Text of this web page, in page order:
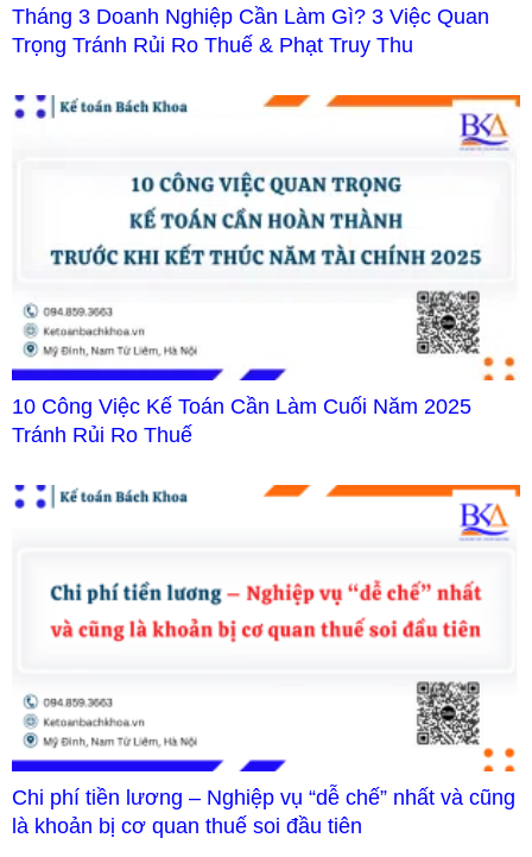
Tháng 3 Doanh Nghiệp Cần Làm Gì? 3 Việc Quan
Trọng Tránh Rủi Ro Thuế & Phạt Truy Thu
10 Công Việc Kế Toán Cần Làm Cuối Năm 2025
Tránh Rủi Ro Thuế
Chi phí tiền lương – Nghiệp vụ “dễ chế” nhất và cũng
là khoản bị cơ quan thuế soi đầu tiên